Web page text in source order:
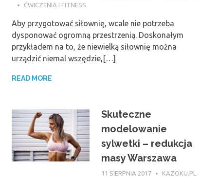
ĆWICZENIA I FITNESS
Aby przygotować siłownię, wcale nie potrzeba
dysponować ogromną przestrzenią. Doskonałym
przykładem na to, że niewielką siłownię można
urządzić niemal wszędzie,[…]
READ MORE
Skuteczne
modelowanie
sylwetki – redukcja
masy Warszawa
11 SIERPNIA 2017
KAZOKU.PL